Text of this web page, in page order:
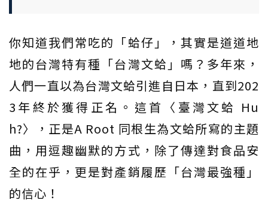
你知道我們常吃的「蛤仔」，其實是道道地
地的台灣特有種「台灣文蛤」嗎？多年來，
人們一直以為台灣文蛤引進自日本，直到202
3年終於獲得正名。這首〈臺灣文蛤 Hu
h?〉，正是A Root 同根生為文蛤所寫的主題
曲，用逗趣幽默的方式，除了傳達對食品安
全的在乎，更是對產銷履歷「台灣最強種」
的信心！